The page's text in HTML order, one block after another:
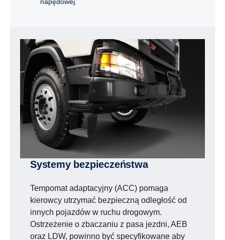
Systemy bezpieczeństwa
Tempomat adaptacyjny (ACC) pomaga
kierowcy utrzymać bezpieczną odległość od
innych pojazdów w ruchu drogowym.
Ostrzeżenie o zbaczaniu z pasa jezdni, AEB
oraz LDW, powinno być specyfikowane aby